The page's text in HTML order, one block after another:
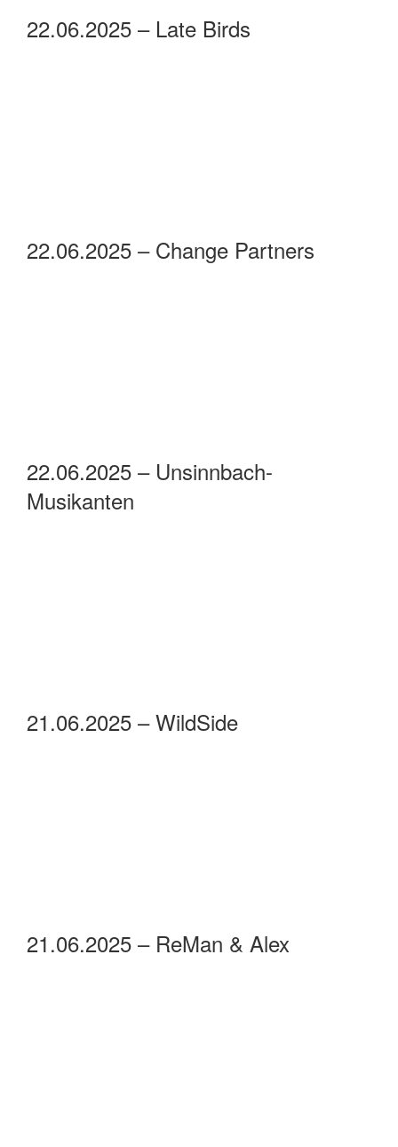
22.06.2025 – Late Birds
22.06.2025 – Change Partners
22.06.2025 – Unsinnbach-
Musikanten
21.06.2025 – WildSide
21.06.2025 – ReMan & Alex